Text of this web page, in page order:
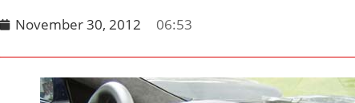
November 30, 2012 06:53